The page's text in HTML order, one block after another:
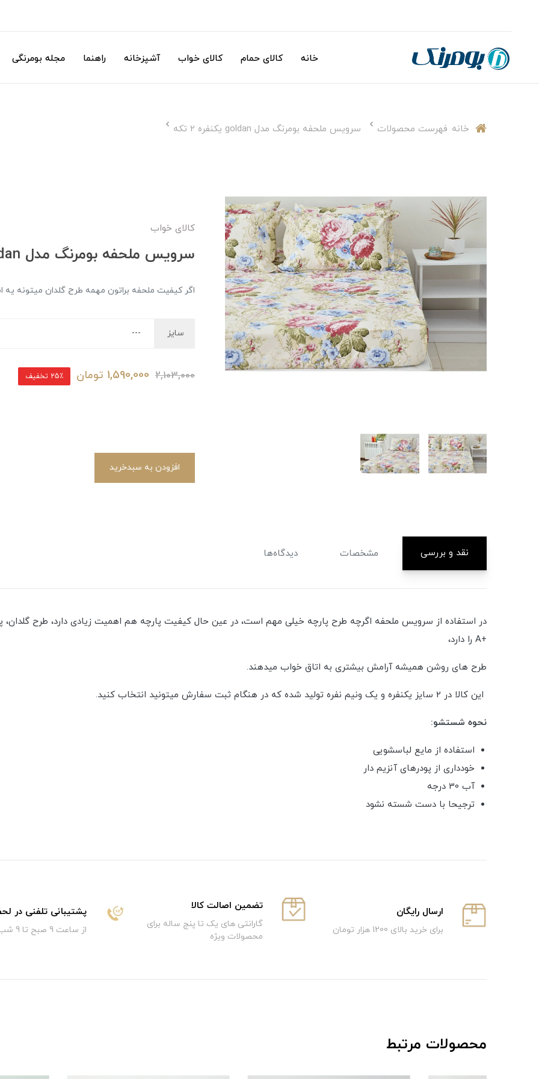
خانه کالای حمام کالای خواب آشپزخانه راهنما مجله بومرنگی
خانه فهرست محصولات سرویس ملحفه بومرنگ مدل goldan یکنفره 2 تکه
کالای خواب
سرویس ملحفه بومرنگ مدل goldan یکنفره 2 تکه
اگر کیفیت ملحفه براتون مهمه طرح گلدان میتونه
سایز
2,103,000
1,590,000 تومان 25٪ تخفیف
افزودن به سبدخرید
نقد و بررسی مشخصات دیدگاه‌ها
در استفاده از سرویس ملحفه اگرچه طرح پارچه خیلی مهم است، در عین حال کیفیت پارچه هم اهمیت زیادی دارد، طرح گلدان،
+A را دارد،
طرح های روشن همیشه آرامش بیشتری به اتاق خواب میدهند.
این کالا در 2 سایز یکنفره و یک ونیم نفره تولید شده که در هنگام ثبت سفارش میتونید انتخاب کنید.
نحوه شستشو:
استفاده از مایع لباسشویی
خودداری از پودرهای آنزیم دار
آب 30 درجه
ترجیحا با دست شسته نشود
ارسال رایگان
برای خرید بالای 1200 هزار تومان
تضمین اصالت کالا
گارانتی های یک تا پنج ساله برای
محصولات ویژه
پشتیبانی تلفنی در
از ساعت 9 صبح تا 9 شب
محصولات مرتبط